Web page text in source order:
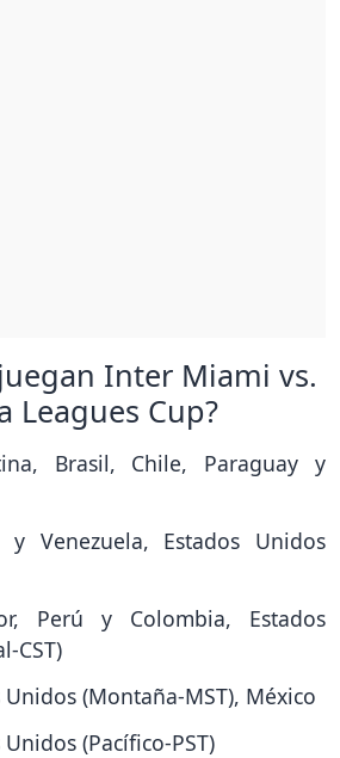
Inter Miami vs.
Leagues Cup?
Brasil, Chile, Paraguay y
y Venezuela, Estados Unidos
Perú y Colombia, Estados
CST)
Unidos (Montaña-MST), México
(Pacífico-PST)